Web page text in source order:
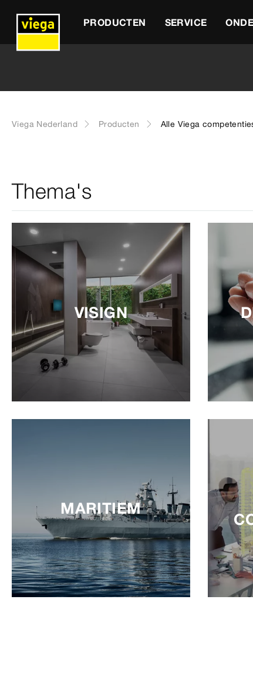
PRODUCTEN SERVICE
Viega Nederland Producten Alle Viega
Thema's
VISIGN
MARITIEM